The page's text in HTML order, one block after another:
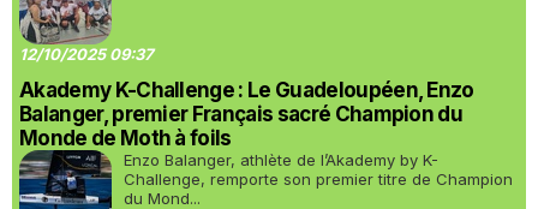
12/10/2025 09:37
Akademy K-Challenge : Le Guadeloupéen, Enzo
Balanger, premier Français sacré Champion du
Monde de Moth à foils
Enzo Balanger, athlète de l’Akademy by K-
Challenge, remporte son premier titre de Champion
du Mond...